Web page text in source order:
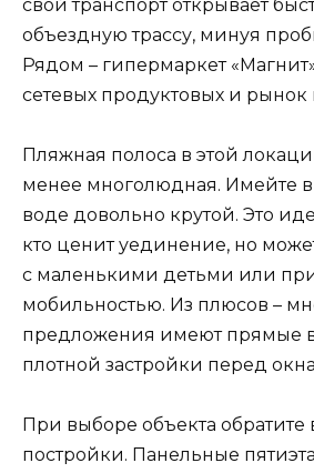
свой транспорт открывает
объездную трассу, минуя
Рядом – гипермаркет
сетевых продуктовых и рынок
Пляжная полоса в этой
менее многолюдная. Имейте в
воде довольно крутой. Это
кто ценит уединение, но
с маленькими детьми или
мобильностью. Из плюсов –
предложения имеют прямые
плотной застройки перед
При выборе объекта
постройки. Панельные